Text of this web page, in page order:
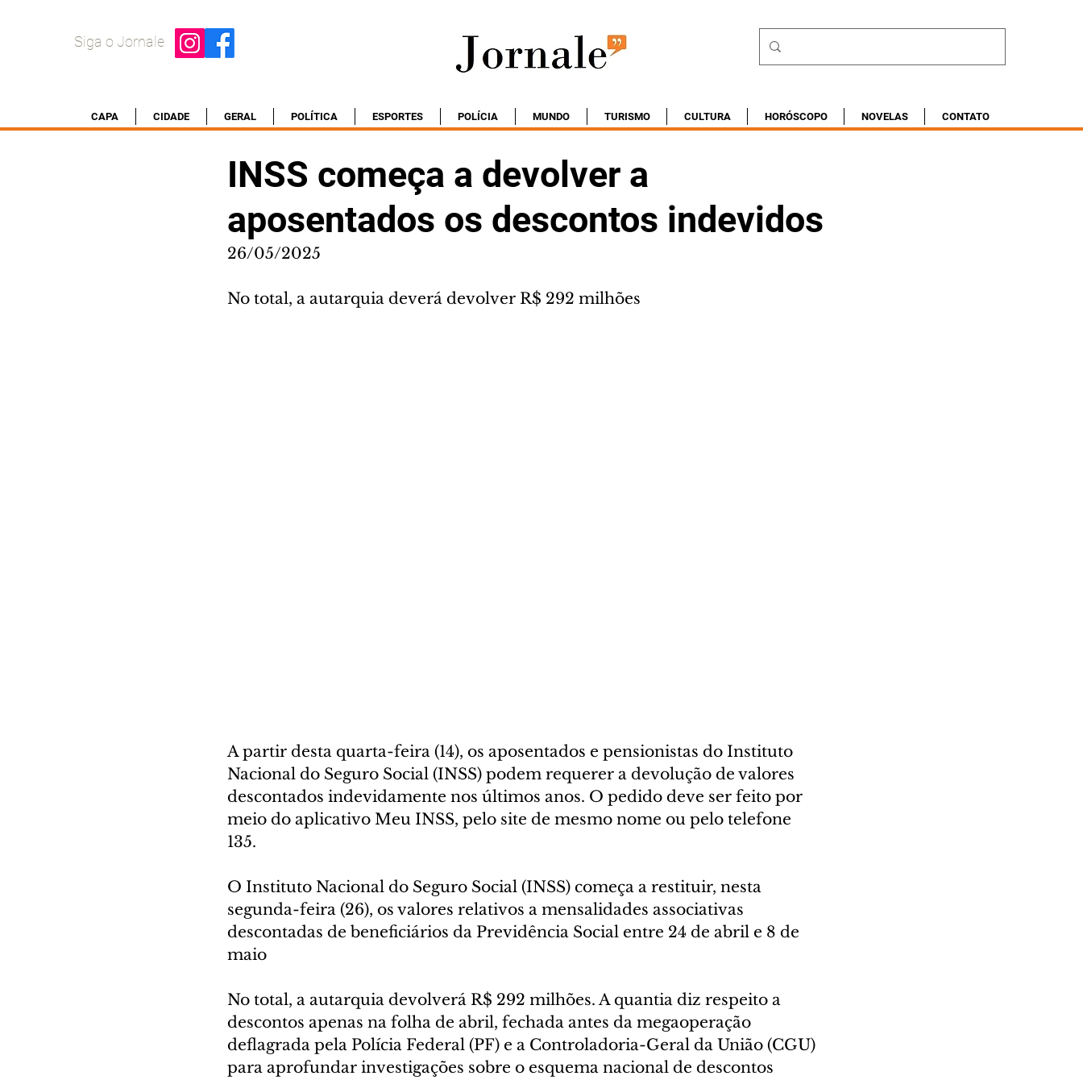
Siga o Jornale
CAPA CIDADE GERAL POLÍTICA ESPORTES POLÍCIA MUNDO TURISMO CULTURA HORÓSCOPO NOVELAS CONTATO
INSS começa a devolver a
aposentados os descontos indevidos
26/05/2025
No total, a autarquia deverá devolver R$ 292 milhões
A partir desta quarta-feira (14), os aposentados e pensionistas do Instituto
Nacional do Seguro Social (INSS) podem requerer a devolução de valores
descontados indevidamente nos últimos anos. O pedido deve ser feito por
meio do aplicativo Meu INSS, pelo site de mesmo nome ou pelo telefone
135.
O Instituto Nacional do Seguro Social (INSS) começa a restituir, nesta
segunda-feira (26), os valores relativos a mensalidades associativas
descontadas de beneficiários da Previdência Social entre 24 de abril e 8 de
maio
No total, a autarquia devolverá R$ 292 milhões. A quantia diz respeito a
descontos apenas na folha de abril, fechada antes da megaoperação
deflagrada pela Polícia Federal (PF) e a Controladoria-Geral da União (CGU)
para aprofundar investigações sobre o esquema nacional de descontos